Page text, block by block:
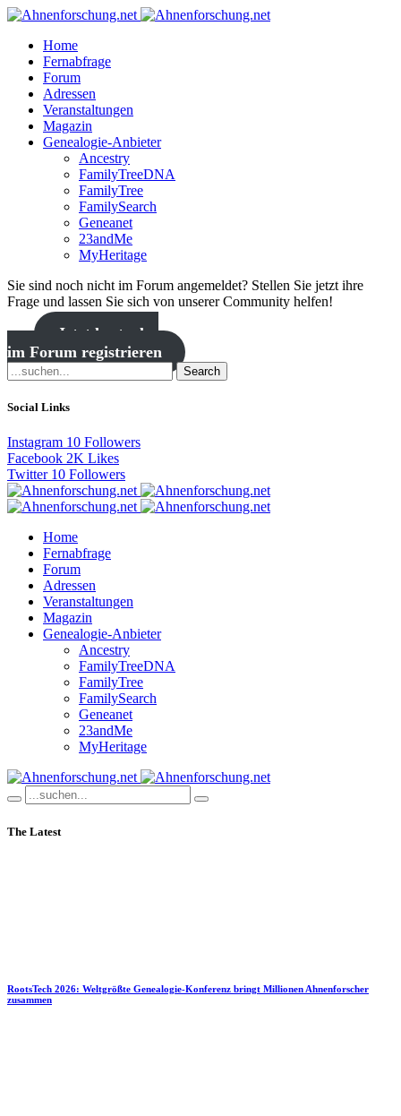
Home
Fernabfrage
Forum
Adressen
Veranstaltungen
Magazin
Genealogie-Anbieter
Ancestry
FamilyTreeDNA
FamilyTree
FamilySearch
Geneanet
23andMe
MyHeritage
Sie sind noch nicht im Forum angemeldet? Stellen Sie jetzt ihre
Frage und lassen Sie sich von unserer Community helfen!
Jetzt kostenlos
im Forum registrieren
Search
Social Links
Instagram 10 Followers
Facebook 2K Likes
Twitter 10 Followers
Home
Fernabfrage
Forum
Adressen
Veranstaltungen
Magazin
Genealogie-Anbieter
Ancestry
FamilyTreeDNA
FamilyTree
FamilySearch
Geneanet
23andMe
MyHeritage
The Latest
RootsTech 2026: Weltgrößte Genealogie-Konferenz bringt Millionen Ahnenforscher
zusammen